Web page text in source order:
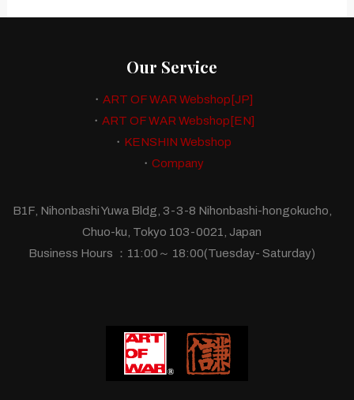
Our Service
・ART OF WAR Webshop[JP]
・ ART OF WAR Webshop[EN]
・ KENSHIN Webshop
・Company
B1F, Nihonbashi Yuwa Bldg, 3-3-8 Nihonbashi-hongokucho,
Chuo-ku, Tokyo 103-0021, Japan
Business Hours ：11:00～ 18:00(Tuesday- Saturday)